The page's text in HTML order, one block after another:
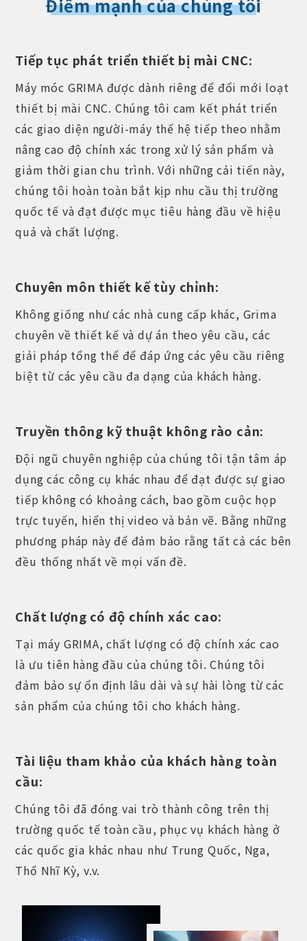
Điểm mạnh của chúng tôi
Tiếp tục phát triển thiết bị mài CNC:
Máy móc GRIMA được dành riêng để đổi mới loạt
thiết bị mài CNC. Chúng tôi cam kết phát triển
các giao diện người-máy thế hệ tiếp theo nhằm
nâng cao độ chính xác trong xử lý sản phẩm và
giảm thời gian chu trình. Với những cải tiến này,
chúng tôi hoàn toàn bắt kịp nhu cầu thị trường
quốc tế và đạt được mục tiêu hàng đầu về hiệu
quả và chất lượng.
Chuyên môn thiết kế tùy chỉnh:
Không giống như các nhà cung cấp khác, Grima
chuyên về thiết kế và dự án theo yêu cầu, các
giải pháp tổng thể để đáp ứng các yêu cầu riêng
biệt từ các yêu cầu đa dạng của khách hàng.
Truyền thông kỹ thuật không rào cản:
Đội ngũ chuyên nghiệp của chúng tôi tận tâm áp
dụng các công cụ khác nhau để đạt được sự giao
tiếp không có khoảng cách, bao gồm cuộc họp
trực tuyến, hiển thị video và bản vẽ. Bằng những
phương pháp này để đảm bảo rằng tất cả các bên
đều thống nhất về mọi vấn đề.
Chất lượng có độ chính xác cao:
Tại máy GRIMA, chất lượng có độ chính xác cao
là ưu tiên hàng đầu của chúng tôi. Chúng tôi
đảm bảo sự ổn định lâu dài và sự hài lòng từ các
sản phẩm của chúng tôi cho khách hàng.
Tài liệu tham khảo của khách hàng toàn
cầu:
Chúng tôi đã đóng vai trò thành công trên thị
trường quốc tế toàn cầu, phục vụ khách hàng ở
các quốc gia khác nhau như Trung Quốc, Nga,
Thổ Nhĩ Kỳ, v.v.